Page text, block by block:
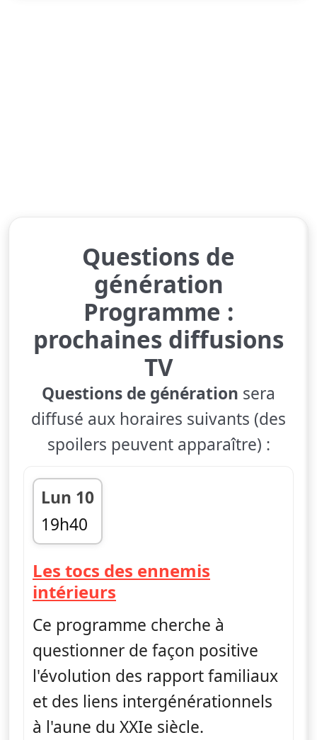
Questions de
génération
Programme :
prochaines diffusions
TV
Questions de génération sera
diffusé aux horaires suivants (des
spoilers peuvent apparaître) :
Lun 10
19h40
fin 19h43
Les tocs des ennemis
intérieurs
Ce programme cherche à
questionner de façon positive
l'évolution des rapport familiaux
et des liens intergénérationnels
à l'aune du XXIe siècle.